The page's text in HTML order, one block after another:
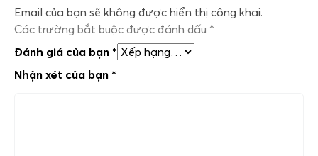
Email của bạn sẽ không được hiển thị công khai.
Các trường bắt buộc được đánh dấu *
Đánh giá của bạn *
Nhận xét của bạn *